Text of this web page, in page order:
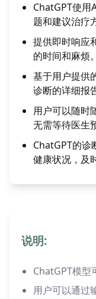
ChatGPT使用
题和建议治疗
提供即时响应
的时间和麻烦。
基于用户提供
诊断的详细报
用户可以随时
无需等待医生
ChatGPT的诊
健康状况，及
说明:
ChatGPT模型
用户可以通过